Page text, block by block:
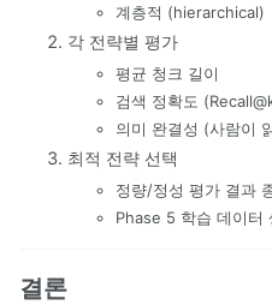
계층적 (hierarchical)
각 전략별 평가
평균 청크 길이
검색 정확도
의미 완결성 (사람이
최적 전략 선택
정량/정성 평가 결과
Phase 5 학습 데이터
결론